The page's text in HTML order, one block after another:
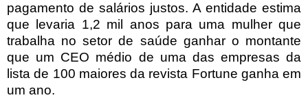
pagamento de salários justos. A entidade estima
que levaria 1,2 mil anos para uma mulher que
trabalha no setor de saúde ganhar o montante
que um CEO médio de uma das empresas da
lista de 100 maiores da revista Fortune ganha em
um ano.